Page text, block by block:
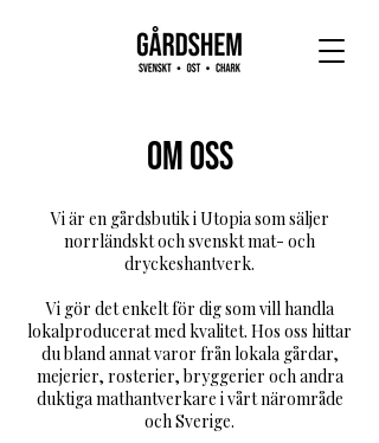
Om oss
Vi är en gårdsbutik i Utopia som säljer
norrländskt och svenskt mat- och
dryckeshantverk.
Vi gör det enkelt för dig som vill handla
lokalproducerat med kvalitet. Hos oss hittar
du bland annat varor från lokala gårdar,
mejerier, rosterier, bryggerier och andra
duktiga mathantverkare i vårt närområde
och Sverige.